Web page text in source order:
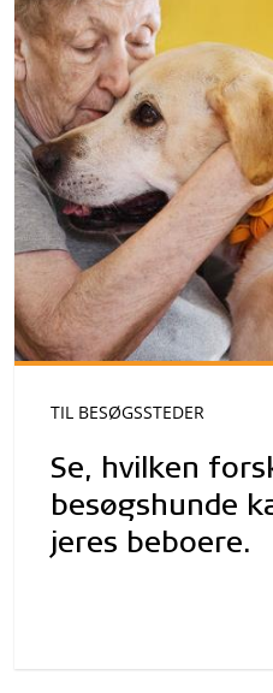
TIL BESØGSSTEDER
Se, hvilken
besøgshunde
jeres beboere.